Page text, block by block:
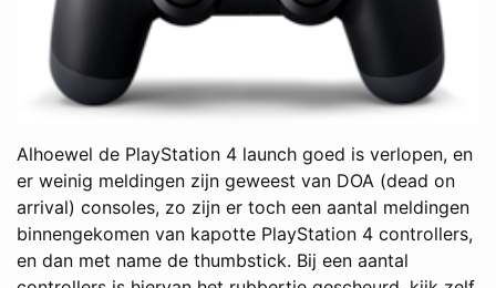
Alhoewel de PlayStation 4 launch goed is verlopen, en
er weinig meldingen zijn geweest van DOA (dead on
arrival) consoles, zo zijn er toch een aantal meldingen
binnengekomen van kapotte PlayStation 4 controllers,
en dan met name de thumbstick. Bij een aantal